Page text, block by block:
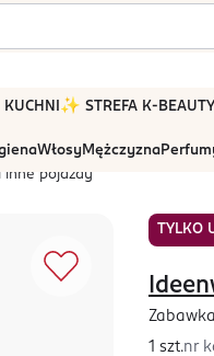
KUCHNI ✨ STREFA K-BEAUTY
WłosyMężczyzna
inne pojazdy
TYLKO
1 szt.nr